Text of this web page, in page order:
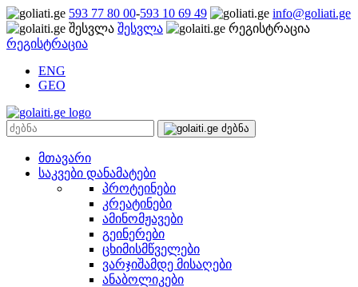
593 77 80 00-593 10 69 49
info@goliati.ge
შესვლა
რეგისტრაცია
ENG
GEO
მთავარი
საკვები დანამატები
პროტეინები
კრეატინები
ამინომჟავები
გეინერები
ცხიმისმწველები
ვარჯიშამდე მისაღები
ანაბოლიკები